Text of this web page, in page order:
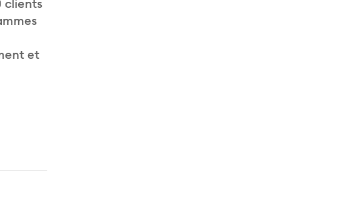
clients
et